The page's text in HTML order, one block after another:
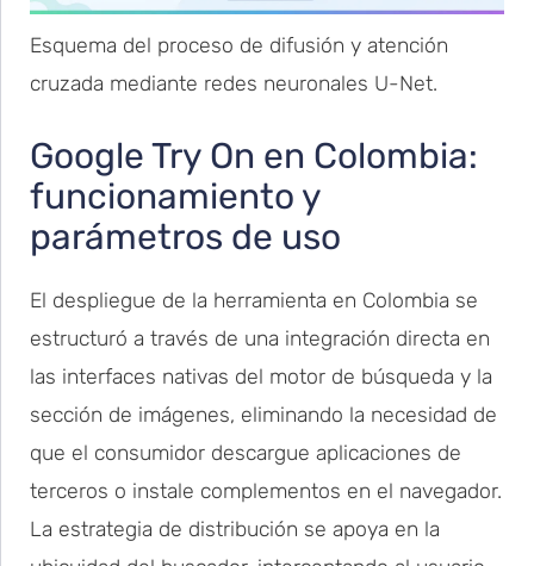
Esquema del proceso de difusión y atención
cruzada mediante redes neuronales U-Net.
Google Try On en Colombia:
funcionamiento y
parámetros de uso
El despliegue de la herramienta en Colombia se
estructuró a través de una integración directa en
las interfaces nativas del motor de búsqueda y la
sección de imágenes, eliminando la necesidad de
que el consumidor descargue aplicaciones de
terceros o instale complementos en el navegador.
La estrategia de distribución se apoya en la